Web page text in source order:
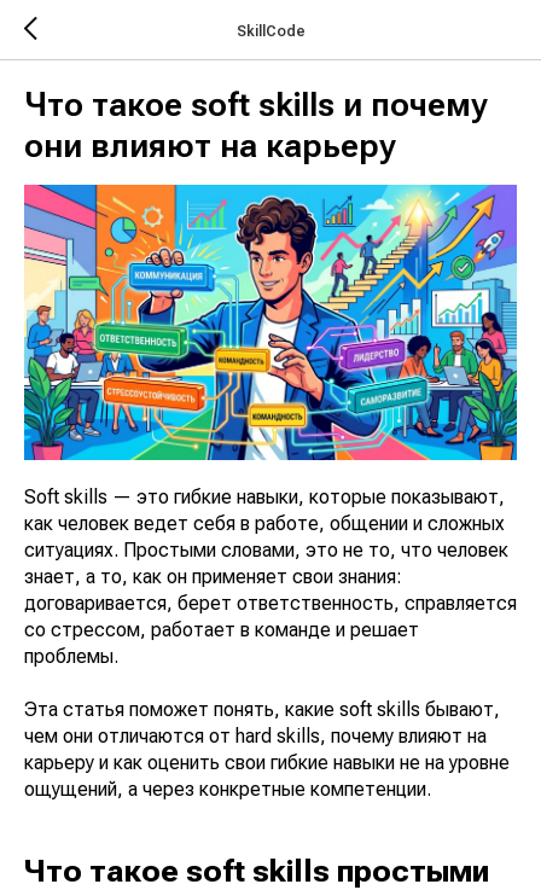
SkillCode
Что такое soft skills и почему
они влияют на карьеру
Soft skills — это гибкие навыки, которые показывают,
как человек ведет себя в работе, общении и сложных
ситуациях. Простыми словами, это не то, что человек
знает, а то, как он применяет свои знания:
договаривается, берет ответственность, справляется
со стрессом, работает в команде и решает
проблемы.
Эта статья поможет понять, какие soft skills бывают,
чем они отличаются от hard skills, почему влияют на
карьеру и как оценить свои гибкие навыки не на уровне
ощущений, а через конкретные компетенции.
Что такое soft skills простыми